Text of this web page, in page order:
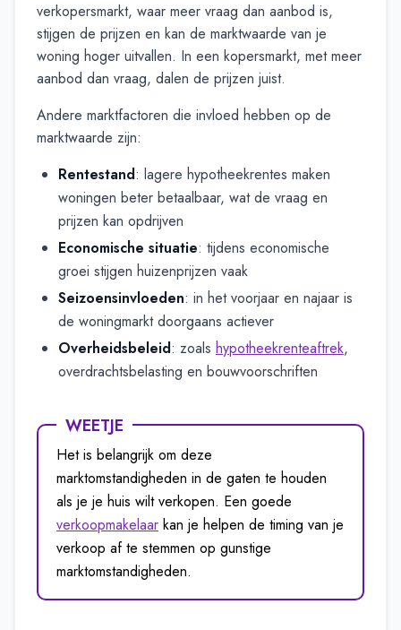
verkopersmarkt, waar meer vraag dan aanbod is,
stijgen de prijzen en kan de marktwaarde van je
woning hoger uitvallen. In een kopersmarkt, met meer
aanbod dan vraag, dalen de prijzen juist.
Andere marktfactoren die invloed hebben op de
marktwaarde zijn:
Rentestand: lagere hypotheekrentes maken
woningen beter betaalbaar, wat de vraag en
prijzen kan opdrijven
Economische situatie: tijdens economische
groei stijgen huizenprijzen vaak
Seizoensinvloeden: in het voorjaar en najaar is
de woningmarkt doorgaans actiever
Overheidsbeleid: zoals hypotheekrenteaftrek,
overdrachtsbelasting en bouwvoorschriften
WEETJE
Het is belangrijk om deze
marktomstandigheden in de gaten te houden
als je je huis wilt verkopen. Een goede
verkoopmakelaar kan je helpen de timing van je
verkoop af te stemmen op gunstige
marktomstandigheden.